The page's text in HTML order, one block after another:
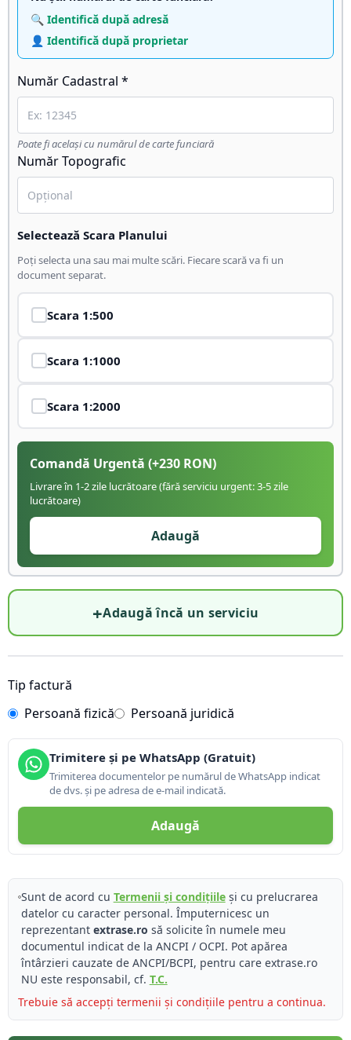
🔍 Identifică după adresă
👤 Identifică după proprietar
Număr Cadastral *
Poate fi același cu numărul de carte funciară
Număr Topografic
Selectează Scara Planului
Poți selecta una sau mai multe scări. Fiecare scară va fi un
document separat.
Scara 1:500
Scara 1:1000
Scara 1:2000
Comandă Urgentă (+230 RON)
Livrare în 1-2 zile lucrătoare (fără serviciu urgent: 3-5 zile
lucrătoare)
Adaugă
+Adaugă încă un serviciu
Tip factură
Persoană fizică
Persoană juridică
Trimitere și pe WhatsApp (Gratuit)
Trimiterea documentelor pe numărul de WhatsApp indicat
de dvs. și pe adresa de e-mail indicată.
Adaugă
Sunt de acord cu Termenii și condițiileși cu prelucrarea
datelor cu caracter personal. Împuternicesc un
reprezentant extrase.ro să solicite în numele meu
documentul indicat de la ANCPI / OCPI. Pot apărea
întârzieri cauzate de ANCPI/BCPI, pentru care extrase.ro
NU este responsabil, cf. T.C.
Trebuie să accepți termenii și condițiile pentru a continua.